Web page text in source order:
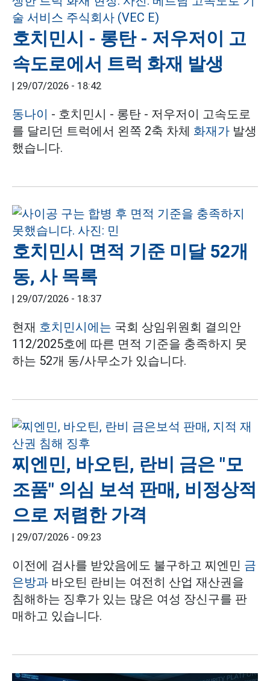
호치민시 - 롱탄 - 저우저이 고
속도로에서 트럭 화재 발생
| 29/07/2026 - 18:42
동나이 - 호치민시 - 롱탄 - 저우저이 고속도로
를 달리던 트럭에서 왼쪽 2축 차체 화재가 발생
했습니다.
호치민시 면적 기준 미달 52개
동, 사 목록
| 29/07/2026 - 18:37
현재 호치민시에는 국회 상임위원회 결의안
112/2025호에 따른 면적 기준을 충족하지 못
하는 52개 동/사무소가 있습니다.
찌엔민, 바오틴, 란비 금은 "모
조품" 의심 보석 판매, 비정상적
으로 저렴한 가격
| 29/07/2026 - 09:23
이전에 검사를 받았음에도 불구하고 찌엔민 금
은방과 바오틴 란비는 여전히 산업 재산권을
침해하는 징후가 있는 많은 여성 장신구를 판
매하고 있습니다.